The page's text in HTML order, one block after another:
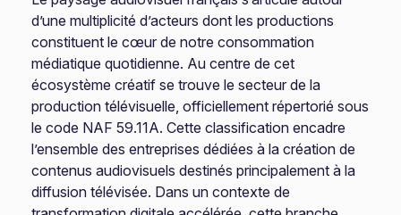
d’une multiplicité d’acteurs dont les productions
constituent le cœur de notre consommation
médiatique quotidienne. Au centre de cet
écosystème créatif se trouve le secteur de la
production télévisuelle, officiellement répertorié sous
le code NAF 59.11A. Cette classification encadre
l’ensemble des entreprises dédiées à la création de
contenus audiovisuels destinés principalement à la
diffusion télévisée. Dans un contexte de